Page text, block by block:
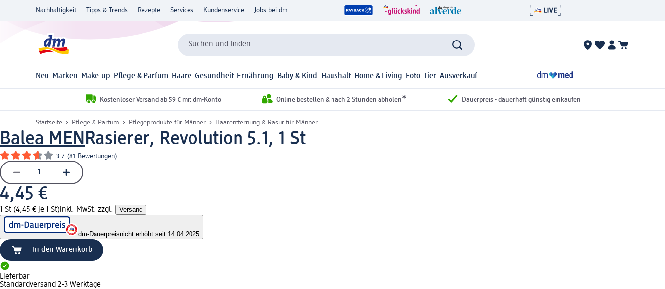
Nachhaltigkeit Tipps & Trends Rezepte Services Kundenservice Jobs bei dm
Suchen und finden
Neu Marken Make-up Pflege & Parfum Haare Gesundheit Ernährung Baby & Kind Haushalt Home & Living Foto Tier Ausverkauf
Kostenloser Versand ab 59 € mit dm-Konto Online bestellen & nach 2 Stunden abholen* Dauerpreis - dauerhaft günstig einkaufen
Startseite Pflege & Parfum Pflegeprodukte für Männer Haarentfernung & Rasur für Männer
Balea MENRasierer, Revolution 5.1, 1 St
3.7 (81 Bewertungen)
4,45 €
1 St (4,45 € je 1 St)inkl. MwSt. zzgl. Versand
dm-Dauerpreisnicht erhöht seit 14.04.2025
In den Warenkorb
Lieferbar
Standardversand 2-3 Werktage